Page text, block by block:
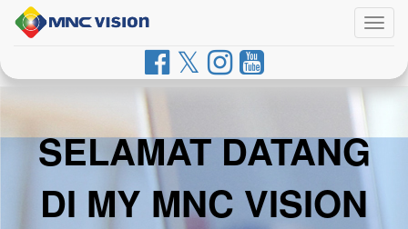
SELAMAT DATANG
DI MY MNC VISION